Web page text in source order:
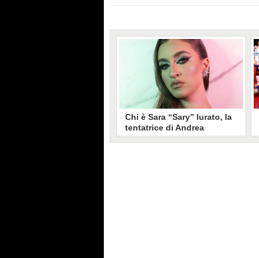
Chi è Sara “Sary” Iurato, la
tentatrice di Andrea
Petraroli a Temptation